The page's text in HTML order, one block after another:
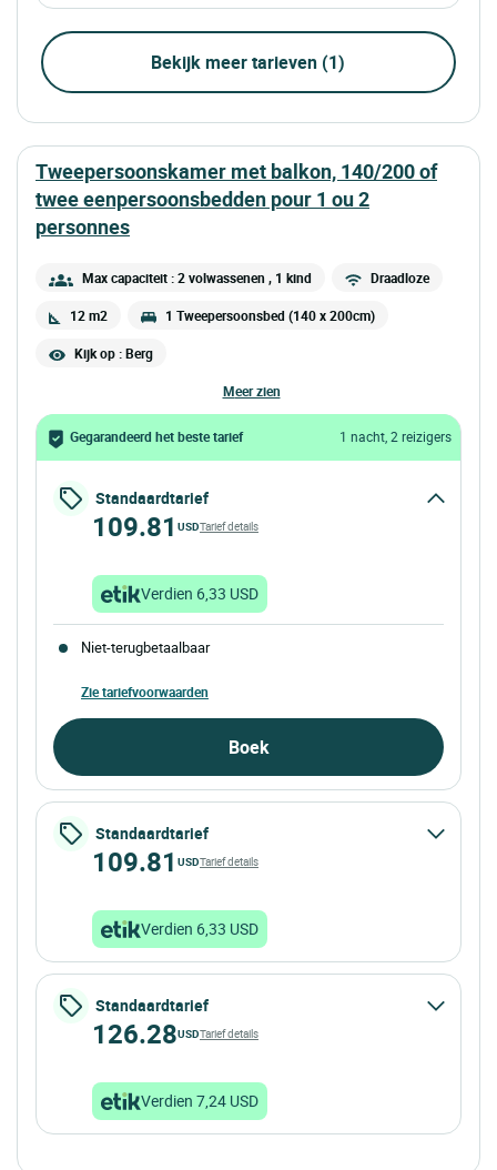
Bekijk meer tarieven (1)
tweepersoonskamer met balkon, 140/200 of
twee eenpersoonsbedden pour 1 ou 2
personnes
Max capaciteit : 2 volwassenen , 1 kind Draadloze
12 m2 1 Tweepersoonsbed (140 x 200cm)
Kijk op : Berg
meer zien
Gegarandeerd het beste tarief 1 nacht, 2 reizigers
Standaardtarief
109.81 USDTarief details
Verdien 6,33 USD
Niet-terugbetaalbaar
Zie tariefvoorwaarden
Boek
Standaardtarief
109.81 USDTarief details
Verdien 6,33 USD
Standaardtarief
126.28USDTarief details
Verdien 7,24 USD